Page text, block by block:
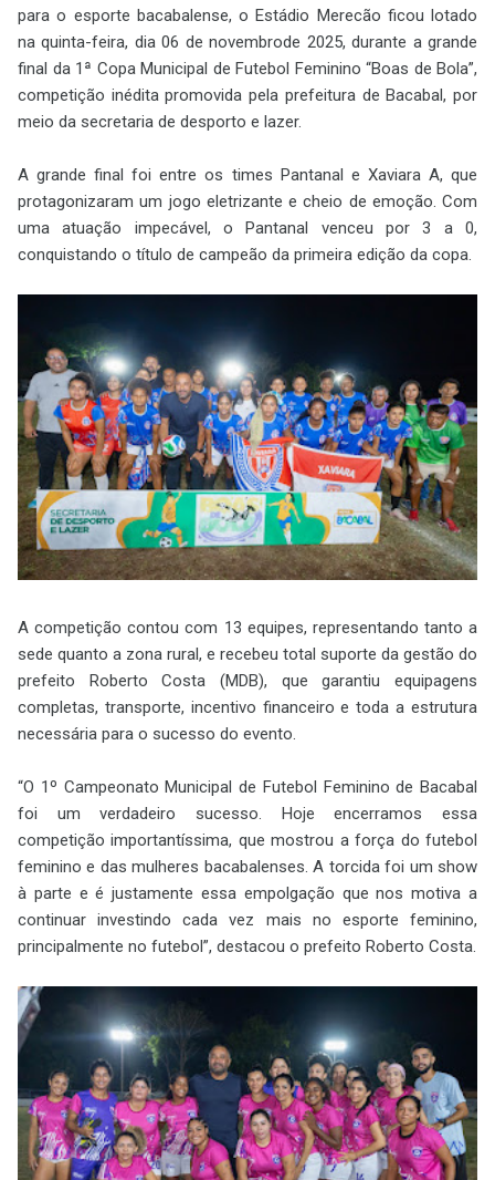
para o esporte bacabalense, o Estádio Merecão ficou lotado
na quinta-feira, dia 06 de novembrode 2025, durante a grande
final da 1ª Copa Municipal de Futebol Feminino “Boas de Bola”,
competição inédita promovida pela prefeitura de Bacabal, por
meio da secretaria de desporto e lazer.
A grande final foi entre os times Pantanal e Xaviara A, que
protagonizaram um jogo eletrizante e cheio de emoção. Com
uma atuação impecável, o Pantanal venceu por 3 a 0,
conquistando o título de campeão da primeira edição da copa.
A competição contou com 13 equipes, representando tanto a
sede quanto a zona rural, e recebeu total suporte da gestão do
prefeito Roberto Costa (MDB), que garantiu equipagens
completas, transporte, incentivo financeiro e toda a estrutura
necessária para o sucesso do evento.
“O 1º Campeonato Municipal de Futebol Feminino de Bacabal
foi um verdadeiro sucesso. Hoje encerramos essa
competição importantíssima, que mostrou a força do futebol
feminino e das mulheres bacabalenses. A torcida foi um show
à parte e é justamente essa empolgação que nos motiva a
continuar investindo cada vez mais no esporte feminino,
principalmente no futebol”, destacou o prefeito Roberto Costa.